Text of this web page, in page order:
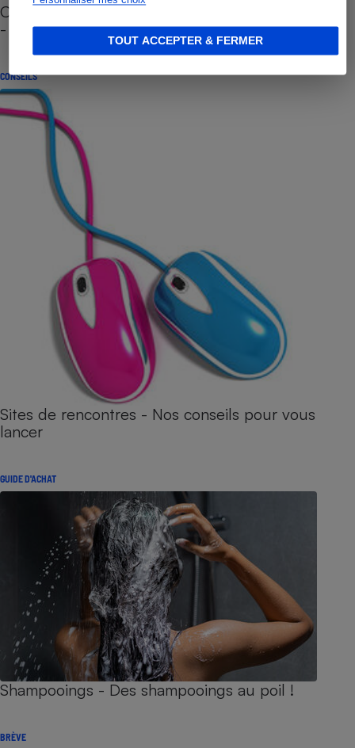
TOUT ACCEPTER & FERMER
Cafetière à capsules zéro déchet CoffeeB (vidéo)
- Premières impressions
CONSEILS
Sites de rencontres - Nos conseils pour vous
lancer
GUIDE D'ACHAT
Shampooings - Des shampooings au poil !
BRÈVE